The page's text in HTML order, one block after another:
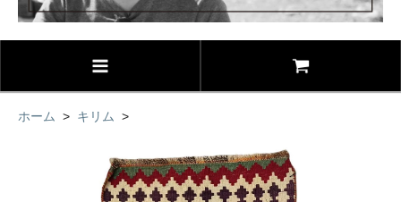
ホーム > キリム >